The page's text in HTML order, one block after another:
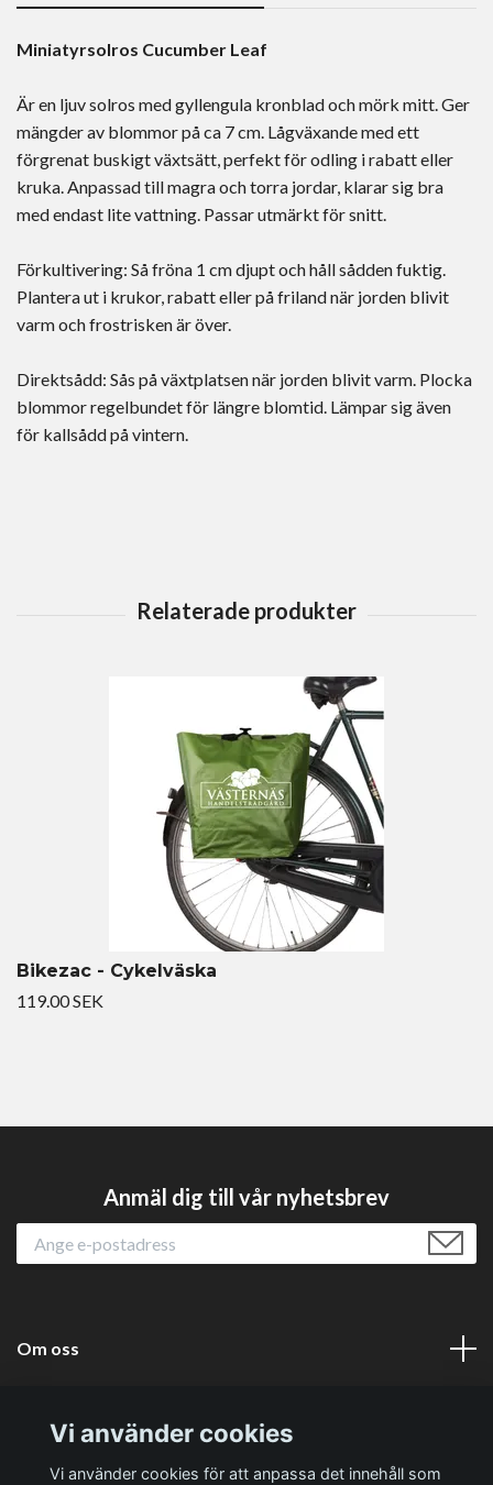
Miniatyrsolros Cucumber Leaf
Är en ljuv solros med gyllengula kronblad och mörk mitt. Ger
mängder av blommor på ca 7 cm. Lågväxande med ett
förgrenat buskigt växtsätt, perfekt för odling i rabatt eller
kruka. Anpassad till magra och torra jordar, klarar sig bra
med endast lite vattning. Passar utmärkt för snitt.
Förkultivering: Så fröna 1 cm djupt och håll sådden fuktig.
Plantera ut i krukor, rabatt eller på friland när jorden blivit
varm och frostrisken är över.
Direktsådd: Sås på växtplatsen när jorden blivit varm. Plocka
blommor regelbundet för längre blomtid. Lämpar sig även
för kallsådd på vintern.
Bikezac - Cykelväska
119.00 SEK
Anmäl dig till vår nyhetsbrev
Om oss
Sociala medier
Vi använder cookies
Vi använder cookies för att anpassa det innehåll som